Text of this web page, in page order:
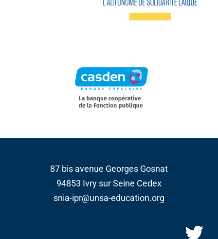
87 bis avenue Georges Gosnat
94853 Ivry sur Seine Cedex
snia-ipr@unsa-education.org